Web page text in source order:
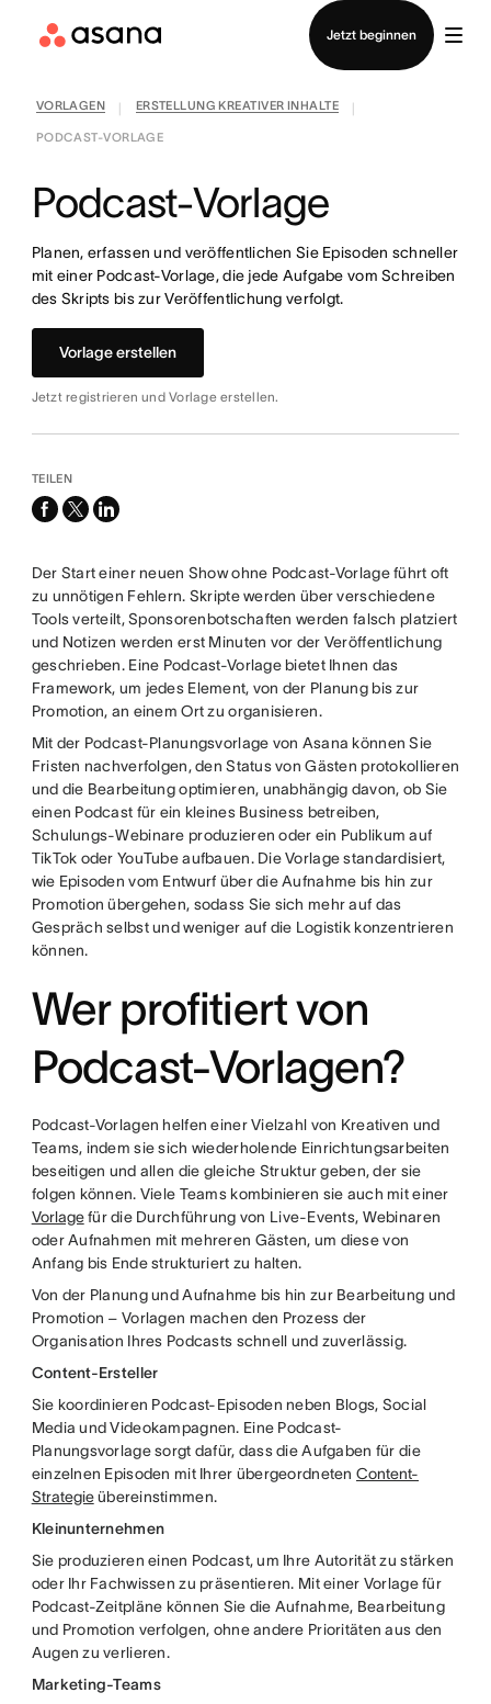
Jetzt beginnen
Vertrieb kontaktieren
VORLAGEN ERSTELLUNG KREATIVER INHALTE
PODCAST-VORLAGE
Podcast-Vorlage
Planen, erfassen und veröffentlichen Sie Episoden schneller
mit einer Podcast-Vorlage, die jede Aufgabe vom Schreiben
des Skripts bis zur Veröffentlichung verfolgt.
Vorlage erstellen
Jetzt registrieren und Vorlage erstellen.
TEILEN
facebook
x-
linkedin
Der Start einer neuen Show ohne Podcast-Vorlage führt oft
zu unnötigen Fehlern. Skripte werden über verschiedene
Tools verteilt, Sponsorenbotschaften werden falsch platziert
und Notizen werden erst Minuten vor der Veröffentlichung
geschrieben. Eine Podcast-Vorlage bietet Ihnen das
Framework, um jedes Element, von der Planung bis zur
Promotion, an einem Ort zu organisieren.
Mit der Podcast-Planungsvorlage von Asana können Sie
Fristen nachverfolgen, den Status von Gästen protokollieren
und die Bearbeitung optimieren, unabhängig davon, ob Sie
einen Podcast für ein kleines Business betreiben,
Schulungs-Webinare produzieren oder ein Publikum auf
TikTok oder YouTube aufbauen. Die Vorlage standardisiert,
wie Episoden vom Entwurf über die Aufnahme bis hin zur
Promotion übergehen, sodass Sie sich mehr auf das
Gespräch selbst und weniger auf die Logistik konzentrieren
können.
Wer profitiert von
Podcast-Vorlagen?
Podcast-Vorlagen helfen einer Vielzahl von Kreativen und
Teams, indem sie sich wiederholende Einrichtungsarbeiten
beseitigen und allen die gleiche Struktur geben, der sie
folgen können. Viele Teams kombinieren sie auch mit einer
Vorlagefür die Durchführung von Live-Events, Webinaren
oder Aufnahmen mit mehreren Gästen, um diese von
Anfang bis Ende strukturiert zu halten.
Von der Planung und Aufnahme bis hin zur Bearbeitung und
Promotion – Vorlagen machen den Prozess der
Organisation Ihres Podcasts schnell und zuverlässig.
Content-Ersteller
Sie koordinieren Podcast-Episoden neben Blogs, Social
Media und Videokampagnen. Eine Podcast-
Planungsvorlage sorgt dafür, dass die Aufgaben für die
einzelnen Episoden mit Ihrer übergeordneten Content-
Strategieübereinstimmen.
Kleinunternehmen
Sie produzieren einen Podcast, um Ihre Autorität zu stärken
oder Ihr Fachwissen zu präsentieren. Mit einer Vorlage für
Podcast-Zeitpläne können Sie die Aufnahme, Bearbeitung
und Promotion verfolgen, ohne andere Prioritäten aus den
Augen zu verlieren.
Marketing-Teams